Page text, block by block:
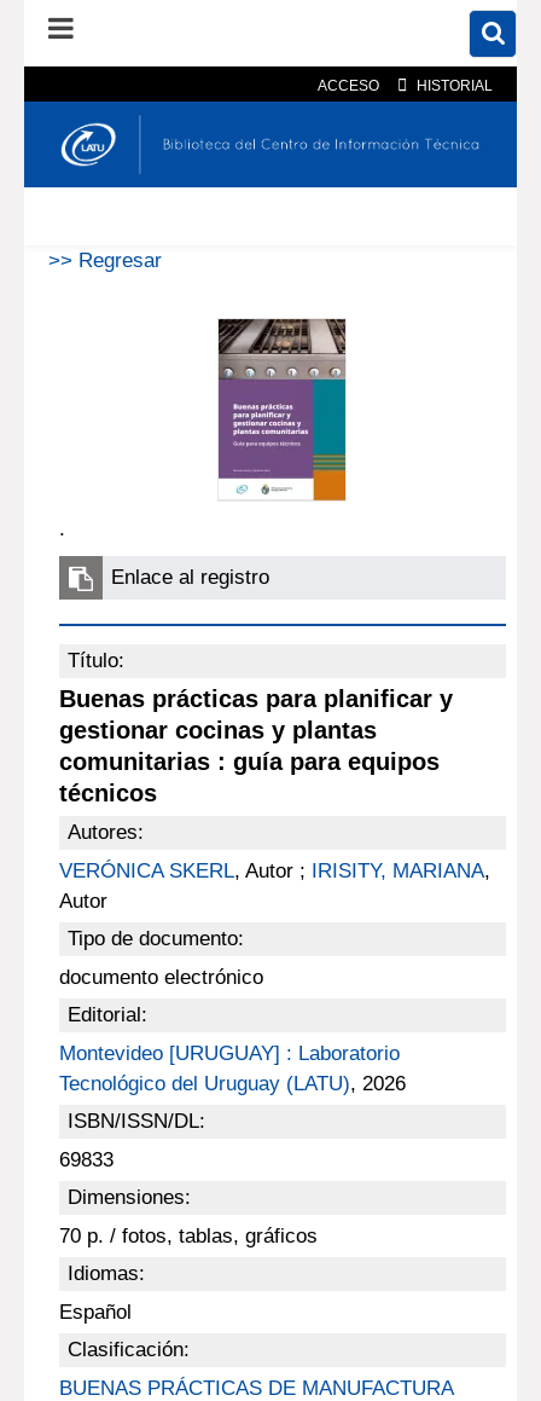
ACCESO HISTORIAL
En el catálogo En el sitio
>> Regresar
.
Enlace al registro
Título:
Buenas prácticas para planificar y
gestionar cocinas y plantas
comunitarias : guía para equipos
técnicos
Autores:
VERÓNICA SKERL, Autor ; IRISITY, MARIANA,
Autor
Tipo de documento:
documento electrónico
Editorial:
Montevideo [URUGUAY] : Laboratorio
Tecnológico del Uruguay (LATU), 2026
ISBN/ISSN/DL:
69833
Dimensiones:
70 p. / fotos, tablas, gráficos
Idiomas:
Español
Clasificación:
BUENAS PRÁCTICAS DE MANUFACTURA